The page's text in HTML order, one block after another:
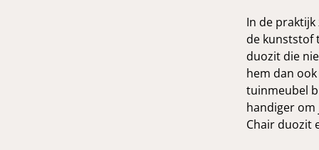
In de
de kunststof
duozit die
hem dan
tuinmeubel
handiger om
Chair duozit